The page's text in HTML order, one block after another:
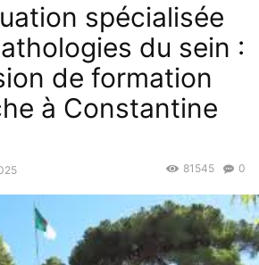
spécialisée
du sein :
de formation
à Constantine
0
81545